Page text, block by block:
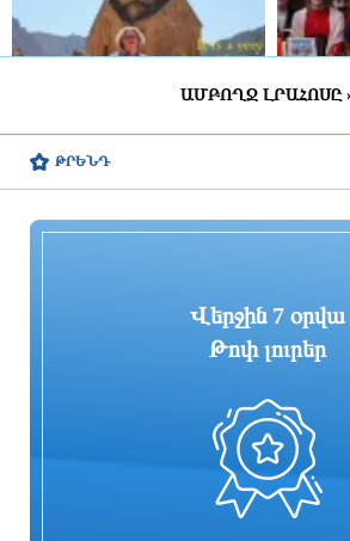
Ազատությունից զրկված անձանց
իրավունքների ապահովմանն առնչվող
մի շարք հարցեր շարունակում են մնալ
Թրամփը
ԱՄԲՈՂՋ ԼՐԱՀՈՍԸ
ԹՐԵՆԴ
Վերջին 7 օրվա
Թոփ լուրեր